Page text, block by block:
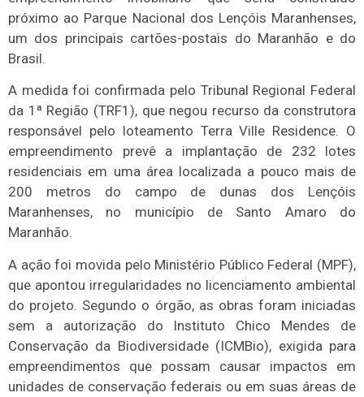
próximo ao Parque Nacional dos Lençóis Maranhenses,
um dos principais cartões-postais do Maranhão e do
Brasil.
A medida foi confirmada pelo Tribunal Regional Federal
da 1ª Região (TRF1), que negou recurso da construtora
responsável pelo loteamento Terra Ville Residence. O
empreendimento prevê a implantação de 232 lotes
residenciais em uma área localizada a pouco mais de
200 metros do campo de dunas dos Lençóis
Maranhenses, no município de Santo Amaro do
Maranhão.
A ação foi movida pelo Ministério Público Federal (MPF),
que apontou irregularidades no licenciamento ambiental
do projeto. Segundo o órgão, as obras foram iniciadas
sem a autorização do Instituto Chico Mendes de
Conservação da Biodiversidade (ICMBio), exigida para
empreendimentos que possam causar impactos em
unidades de conservação federais ou em suas áreas de